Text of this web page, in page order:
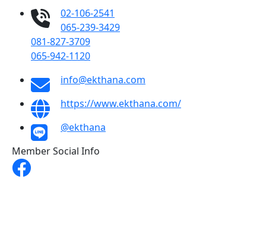
02-106-2541
065-239-3429
081-827-3709
065-942-1120
info@ekthana.com
https://www.ekthana.com/
@ekthana
Member Social Info